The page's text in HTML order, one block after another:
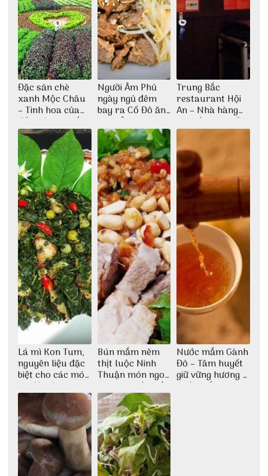
Đặc sản chè
xanh Mộc Châu
– Tinh hoa của
đất trời Tây Bắc
Người Âm Phủ
ngày ngủ đêm
bay ra Cố Đô ăn
Cơm Âm Phủ
Huế
Trung Bắc
restaurant Hội
An – Nhà hàng
cao lầu có thiết
kế vô cùng ấn
tượng giữa lòng
phố Hội
Lá mì Kon Tum,
nguyên liệu đặc
biệt cho các món
ăn độc đáo
Bún mắm nêm
thịt luộc Ninh
Thuận món ngon
dân dã miền biển
Nước mắm Gành
Đỏ – Tâm huyết
giữ vững hương vị
nước mắm sau